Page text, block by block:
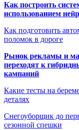
Как построить
использованием
Как подготовить
поломок в дороге
Рынок рекламы и
переходят к
кампаний
Какие тесты на
деталях
Снегоуборщик до
сезонной спешки